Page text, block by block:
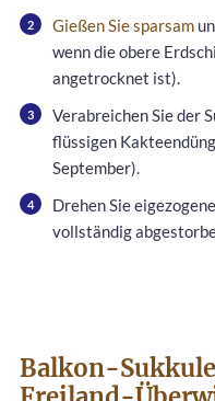
Gießen Sie sparsam
wenn die obere
angetrocknet ist).
Verabreichen Sie der
flüssigen
September).
Drehen Sie
vollständig
Balkon-